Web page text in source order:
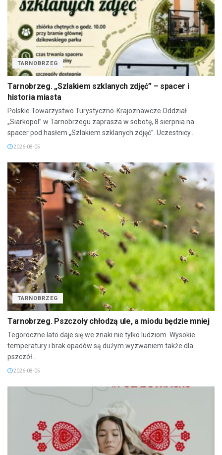
TARNOBRZEG
Tarnobrzeg. „Szlakiem szklanych zdjęć” – spacer i
historia miasta
Polskie Towarzystwo Turystyczno-Krajoznawcze Oddział
„Siarkopol” w Tarnobrzegu zaprasza w sobotę, 8 sierpnia na
spacer pod hasłem „Szlakiem szklanych zdjęć”. Uczestnicy...
2026-08-05
TARNOBRZEG
Tarnobrzeg. Pszczoły chłodzą ule, a miodu będzie mniej
Tegoroczne lato daje się we znaki nie tylko ludziom. Wysokie
temperatury i brak opadów są dużym wyzwaniem także dla
pszczół...
2026-08-05